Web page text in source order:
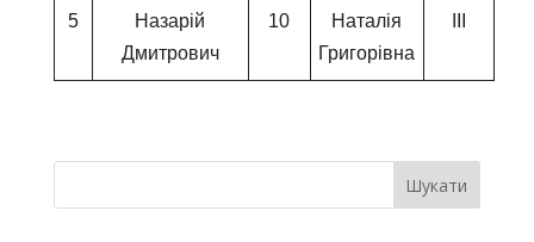
5
Назарій
Дмитрович
10
Наталія
Григорівна